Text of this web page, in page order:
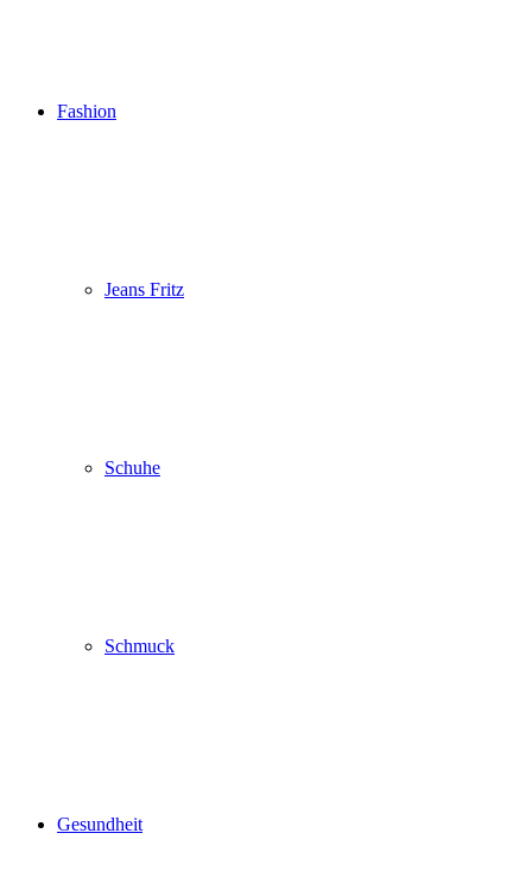
Fashion
Jeans Fritz
Schuhe
Schmuck
Gesundheit